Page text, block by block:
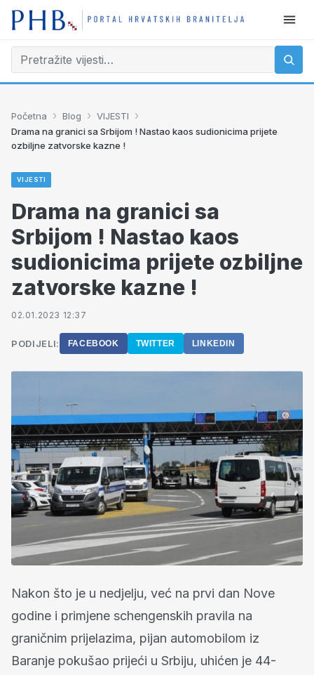
Početna › Blog › VIJESTI ›
Drama na granici sa Srbijom ! Nastao kaos sudionicima prijete
ozbiljne zatvorske kazne !
VIJESTI
Drama na granici sa
Srbijom ! Nastao kaos
sudionicima prijete ozbiljne
zatvorske kazne !
02.01.2023 12:37
PODIJELI: FACEBOOK TWITTER LINKEDIN
Nakon što je u nedjelju, već na prvi dan Nove
godine i primjene schengenskih pravila na
graničnim prijelazima, pijan automobilom iz
Baranje pokušao prijeći u Srbiju, uhićen je 44-